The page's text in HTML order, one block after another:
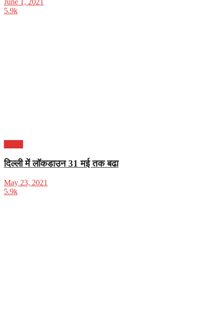
June 1, 2021
5.9k
दिल्ली में लॉकडाउन 31 मई तक बढा
May 23, 2021
5.9k